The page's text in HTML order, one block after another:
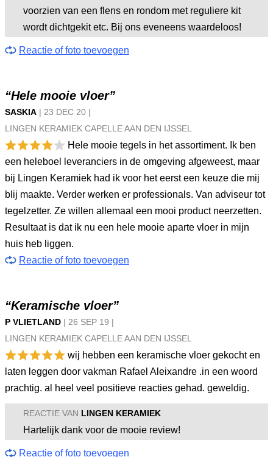
voorzien van een flens en rondom met reguliere kit
wordt dichtgekit etc. Bij ons eveneens waardeloos!
Reactie of foto toevoegen
“Hele mooie vloer”
SASKIA | 23 DEC 20 |
LINGEN KERAMIEK CAPELLE AAN DEN IJSSEL
Hele mooie tegels in het assortiment. Ik ben
een heleboel leveranciers in de omgeving afgeweest, maar
bij Lingen Keramiek had ik voor het eerst een keuze die mij
blij maakte. Verder werken er professionals. Van adviseur tot
tegelzetter. Ze willen allemaal een mooi product neerzetten.
Resultaat is dat ik nu een hele mooie aparte vloer in mijn
huis heb liggen.
Reactie of foto toevoegen
“Keramische vloer”
P VLIETLAND | 26 SEP 19 |
LINGEN KERAMIEK CAPELLE AAN DEN IJSSEL
wij hebben een keramische vloer gekocht en
laten leggen door vakman Rafael Aleixandre .in een woord
prachtig. al heel veel positieve reacties gehad. geweldig.
REACTIE VAN LINGEN KERAMIEK
Hartelijk dank voor de mooie review!
Reactie of foto toevoegen